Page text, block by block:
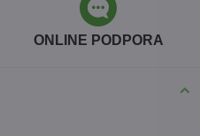
ONLINE PODPORA